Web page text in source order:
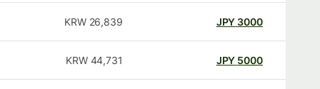
3000
JPY
26,839
KRW
5000
JPY
44,731
KRW